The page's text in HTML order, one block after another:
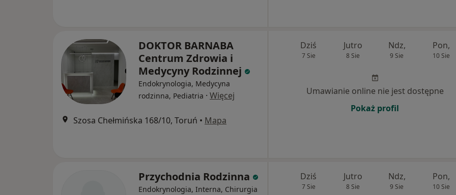
DOKTOR BARNABA
Centrum Zdrowia i
Medycyny Rodzinnej
Endokrynologia, Medycyna
rodzinna, Pediatria · Więcej
Szosa Chełmińska 168/10, Toruń • Mapa
Dziś
7 Sie
Jutro
8 Sie
Ndz,
9 Sie
Pon,
10 Sie
Umawianie online nie jest dostępne
Pokaż profil
Przychodnia Rodzinna
Endokrynologia, Interna, Chirurgia
Dziś
7 Sie
Jutro
8 Sie
Ndz,
9 Sie
Pon,
10 Sie